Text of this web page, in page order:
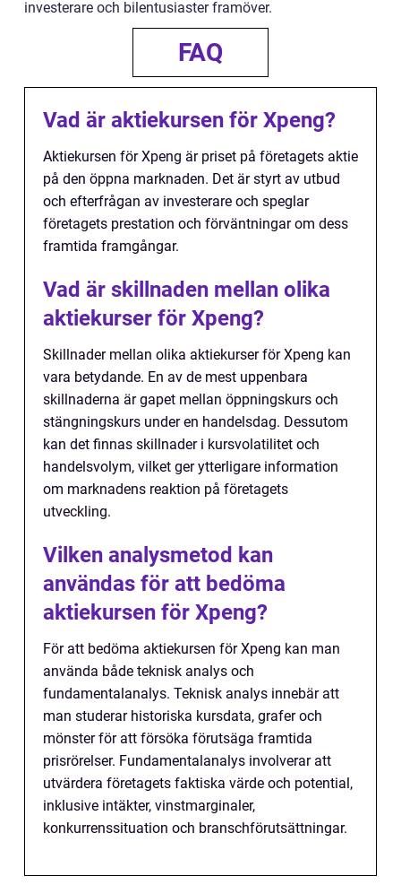
investerare och bilentusiaster framöver.
FAQ
Vad är aktiekursen för Xpeng?
Aktiekursen för Xpeng är priset på företagets aktie
på den öppna marknaden. Det är styrt av utbud
och efterfrågan av investerare och speglar
företagets prestation och förväntningar om dess
framtida framgångar.
Vad är skillnaden mellan olika
aktiekurser för Xpeng?
Skillnader mellan olika aktiekurser för Xpeng kan
vara betydande. En av de mest uppenbara
skillnaderna är gapet mellan öppningskurs och
stängningskurs under en handelsdag. Dessutom
kan det finnas skillnader i kursvolatilitet och
handelsvolym, vilket ger ytterligare information
om marknadens reaktion på företagets
utveckling.
Vilken analysmetod kan
användas för att bedöma
aktiekursen för Xpeng?
För att bedöma aktiekursen för Xpeng kan man
använda både teknisk analys och
fundamentalanalys. Teknisk analys innebär att
man studerar historiska kursdata, grafer och
mönster för att försöka förutsäga framtida
prisrörelser. Fundamentalanalys involverar att
utvärdera företagets faktiska värde och potential,
inklusive intäkter, vinstmarginaler,
konkurrenssituation och branschförutsättningar.